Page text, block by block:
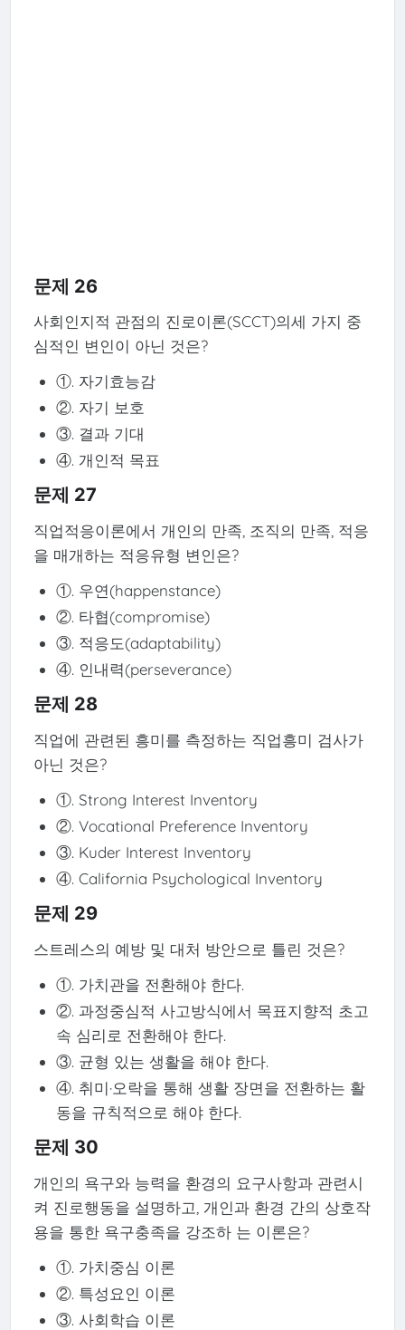
문제 26
사회인지적 관점의 진로이론(SCCT)의세 가지 중
심적인 변인이 아닌 것은?
①. 자기효능감
②. 자기 보호
③. 결과 기대
④. 개인적 목표
문제 27
직업적응이론에서 개인의 만족, 조직의 만족, 적응
을 매개하는 적응유형 변인은?
①. 우연(happenstance)
②. 타협(compromise)
③. 적응도(adaptability)
④. 인내력(perseverance)
문제 28
직업에 관련된 흥미를 측정하는 직업흥미 검사가
아닌 것은?
①. Strong Interest Inventory
②. Vocational Preference Inventory
③. Kuder Interest Inventory
④. California Psychological Inventory
문제 29
스트레스의 예방 및 대처 방안으로 틀린 것은?
①. 가치관을 전환해야 한다.
②. 과정중심적 사고방식에서 목표지향적 초고
속 심리로 전환해야 한다.
③. 균형 있는 생활을 해야 한다.
④. 취미·오락을 통해 생활 장면을 전환하는 활
동을 규칙적으로 해야 한다.
문제 30
개인의 욕구와 능력을 환경의 요구사항과 관련시
켜 진로행동을 설명하고, 개인과 환경 간의 상호작
용을 통한 욕구충족을 강조하 는 이론은?
①. 가치중심 이론
②. 특성요인 이론
③. 사회학습 이론